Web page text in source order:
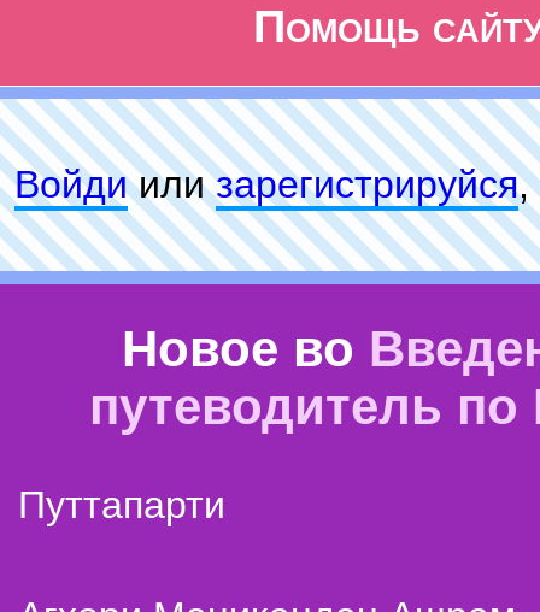
Помощь
Войдиилизарeгиcтpируйся,
Новое во
путеводитель
Путтапарти